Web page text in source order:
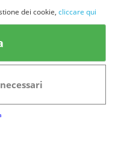
e bevande
dei cookie, cliccare qui